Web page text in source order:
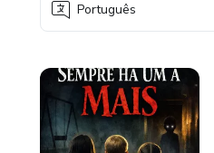
Português